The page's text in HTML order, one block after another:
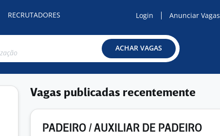
RECRUTADORES Login Anunciar Vagas
ACHAR VAGAS
Vagas publicadas recentemente
PADEIRO / AUXILIAR DE PADEIRO